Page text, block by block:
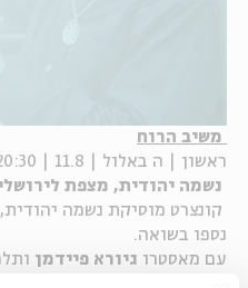
משיב הרוח
ראשון | ה באלול | 11.8 | 20:30
נשמה יהודית, מצפת
קונצרט מוסיקת נשמה
נספו בשואה.
עם מאסטרו גיורא פיידמן